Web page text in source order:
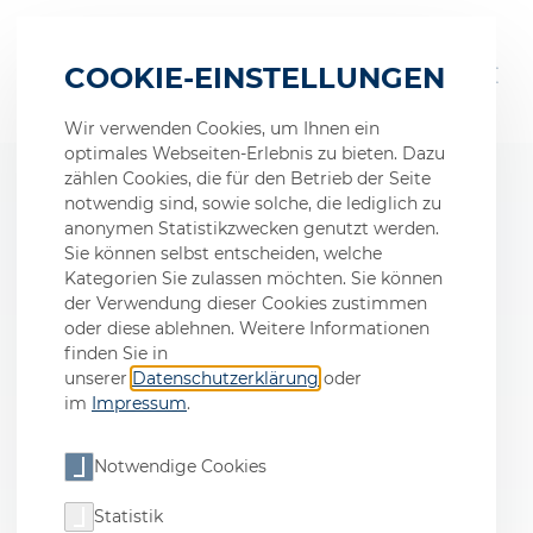
Impressum
H.P. Kaysser GmbH + Co. KG
Hans-Paul-Kaysser-Straße 4
71397 Leutenbach-Nellmersbach
Deutschland
Fax +49 (0)7195 188-30
E-Mail: info@kaysser.de oder Eingabemaske auf
Internet:www.kaysser.de
COOKIE-EINSTELLUNGEN
Wir verwenden Cookies, um Ihnen ein
optimales Webseiten-Erlebnis zu bieten. Dazu
zählen Cookies, die für den Betrieb der Seite
notwendig sind, sowie solche, die lediglich zu
anonymen Statistikzwecken genutzt werden.
Sie können selbst entscheiden, welche
Kategorien Sie zulassen möchten. Sie können
der Verwendung dieser Cookies zustimmen
oder diese ablehnen. Weitere Informationen
finden Sie in
unserer Datenschutzerklärung oder
im Impressum.
Notwendige Cookies
Statistik